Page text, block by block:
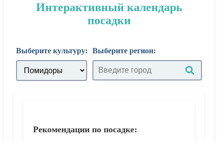
Интерактивный календарь
посадки
Выберите культуру: Выберите регион:
Рекомендации по посадке: